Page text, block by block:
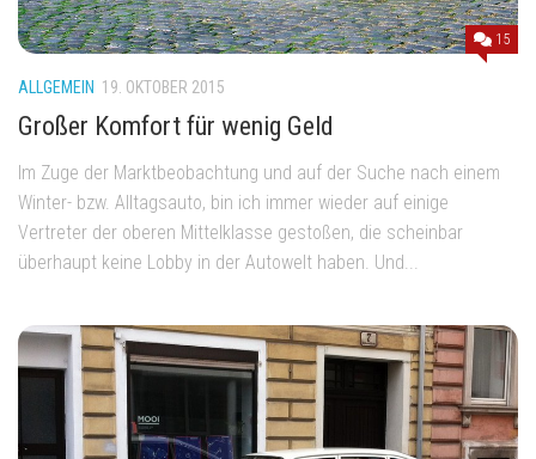
15
ALLGEMEIN 19. OKTOBER 2015
Großer Komfort für wenig Geld
Im Zuge der Marktbeobachtung und auf der Suche nach einem
Winter- bzw. Alltagsauto, bin ich immer wieder auf einige
Vertreter der oberen Mittelklasse gestoßen, die scheinbar
überhaupt keine Lobby in der Autowelt haben. Und...